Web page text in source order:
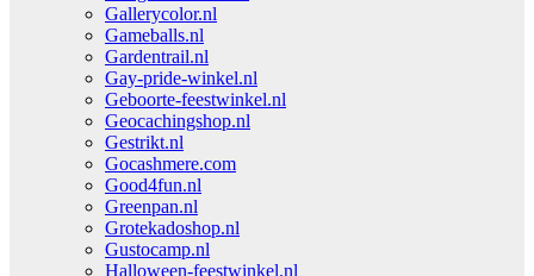
Gallerycolor.nl
Gameballs.nl
Gardentrail.nl
Gay-pride-winkel.nl
Geboorte-feestwinkel.nl
Geocachingshop.nl
Gestrikt.nl
Gocashmere.com
Good4fun.nl
Greenpan.nl
Grotekadoshop.nl
Gustocamp.nl
Halloween-feestwinkel.nl